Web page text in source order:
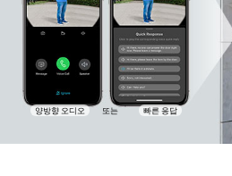
양방향 오디오 또는 빠른 응답